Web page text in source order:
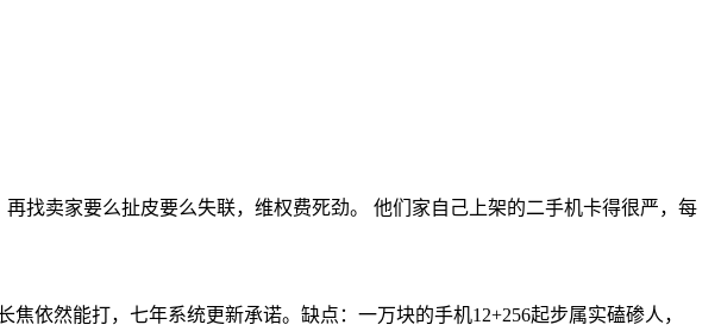
找卖家要么扯皮要么失联，维权费死劲。 他们家自己上架的二手机卡得很严，每
依然能打，七年系统更新承诺。缺点：一万块的手机12+256起步属实磕碜人，